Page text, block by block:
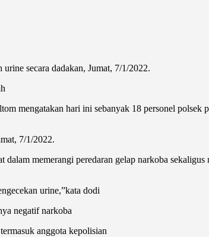
secara dadakan, Jumat, 7/1/2022.
mengatakan hari ini sebanyak 18 personel polsek
7/1/2022.
memerangi peredaran gelap narkoba sekaligus
urine,”kata dodi
negatif narkoba
anggota kepolisian